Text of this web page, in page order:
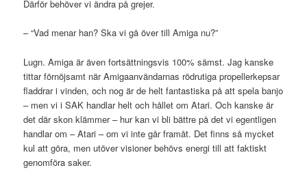
Därför behöver vi ändra på grejer.
– “Vad menar han? Ska vi gå över till Amiga nu?”
Lugn. Amiga är även fortsättningsvis 100% sämst. Jag kanske
tittar förnöjsamt när Amigaanvändarnas rödrutiga propellerkepsar
fladdrar i vinden, och nog är de helt fantastiska på att spela banjo
– men vi i SAK handlar helt och hållet om Atari. Och kanske är
det där skon klämmer – hur kan vi bli bättre på det vi egentligen
handlar om – Atari – om vi inte går framåt. Det finns så mycket
kul att göra, men utöver visioner behövs energi till att faktiskt
genomföra saker.